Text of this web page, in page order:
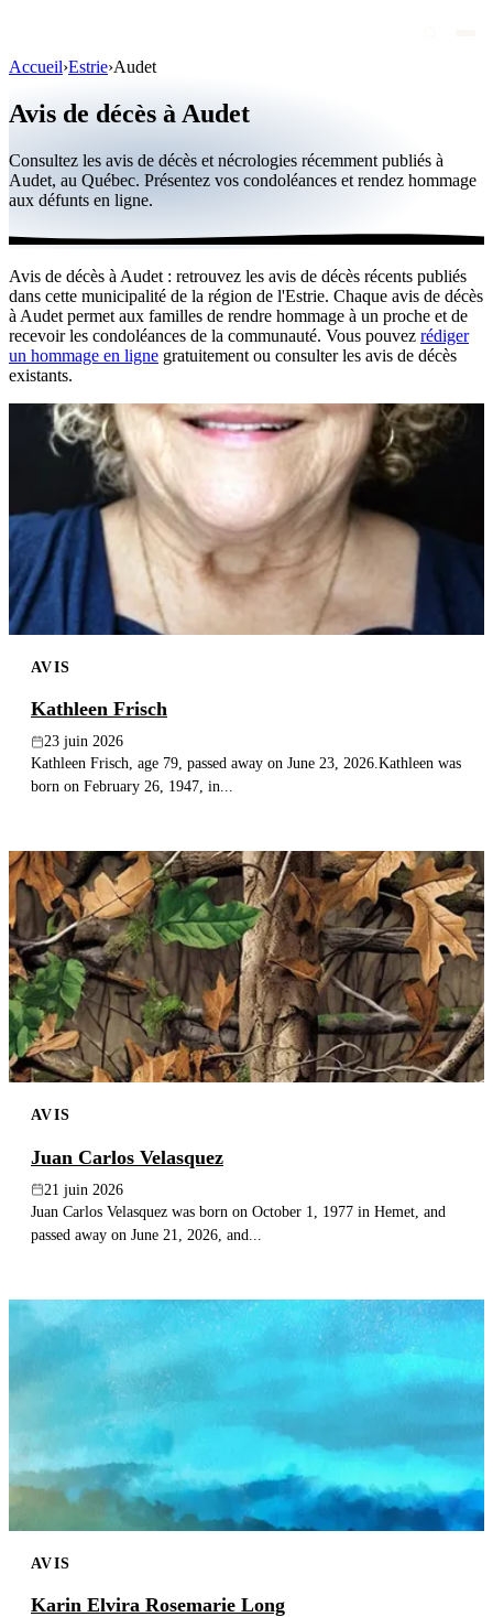
Personnalités publiques
Québec
Canada
International
Par région
Par ville
Maisons funéraires
Éternea
Blog
Publier un avis
Recherche
Accueil›Estrie›Audet
Avis de décès à Audet
Consultez les avis de décès et nécrologies récemment publiés à
Audet, au Québec. Présentez vos condoléances et rendez hommage
aux défunts en ligne.
Avis de décès à Audet : retrouvez les avis de décès récents publiés
dans cette municipalité de la région de l'Estrie. Chaque avis de décès
à Audet permet aux familles de rendre hommage à un proche et de
recevoir les condoléances de la communauté. Vous pouvez rédiger
un hommage en ligne gratuitement ou consulter les avis de décès
existants.
AVIS
Kathleen Frisch
23 juin 2026
Kathleen Frisch, age 79, passed away on June 23, 2026.Kathleen was
born on February 26, 1947, in...
AVIS
Juan Carlos Velasquez
21 juin 2026
Juan Carlos Velasquez was born on October 1, 1977 in Hemet, and
passed away on June 21, 2026, and...
AVIS
Karin Elvira Rosemarie Long